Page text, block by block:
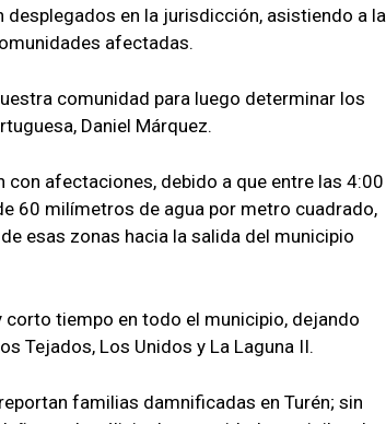
en la jurisdicción, asistiendo a la
afectadas.
comunidad para luego determinar los
Daniel Márquez.
afectaciones, debido a que entre las 4:00
60 milímetros de agua por metro cuadrado,
esas zonas hacia la salida del municipio
tiempo en todo el municipio, dejando
Tejados, Los Unidos y La Laguna II.
familias damnificadas en Turén; sin